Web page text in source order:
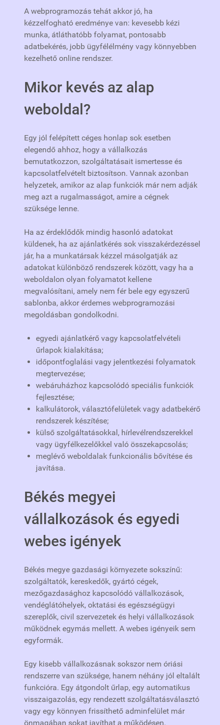
A webprogramozás tehát akkor jó, ha
kézzelfogható eredménye van: kevesebb kézi
munka, átláthatóbb folyamat, pontosabb
adatbekérés, jobb ügyfélélmény vagy könnyebben
kezelhető online rendszer.
Mikor kevés az alap
weboldal?
Egy jól felépített céges honlap sok esetben
elegendő ahhoz, hogy a vállalkozás
bemutatkozzon, szolgáltatásait ismertesse és
kapcsolatfelvételt biztosítson. Vannak azonban
helyzetek, amikor az alap funkciók már nem adják
meg azt a rugalmasságot, amire a cégnek
szüksége lenne.
Ha az érdeklődők mindig hasonló adatokat
küldenek, ha az ajánlatkérés sok visszakérdezéssel
jár, ha a munkatársak kézzel másolgatják az
adatokat különböző rendszerek között, vagy ha a
weboldalon olyan folyamatot kellene
megvalósítani, amely nem fér bele egy egyszerű
sablonba, akkor érdemes webprogramozási
megoldásban gondolkodni.
egyedi ajánlatkérő vagy kapcsolatfelvételi
űrlapok kialakítása;
időpontfoglalási vagy jelentkezési folyamatok
megtervezése;
webáruházhoz kapcsolódó speciális funkciók
fejlesztése;
kalkulátorok, választófelületek vagy adatbekérő
rendszerek készítése;
külső szolgáltatásokkal, hírlevélrendszerekkel
vagy ügyfélkezelőkkel való összekapcsolás;
meglévő weboldalak funkcionális bővítése és
javítása.
Békés megyei
vállalkozások és egyedi
webes igények
Békés megye gazdasági környezete sokszínű:
szolgáltatók, kereskedők, gyártó cégek,
mezőgazdasághoz kapcsolódó vállalkozások,
vendéglátóhelyek, oktatási és egészségügyi
szereplők, civil szervezetek és helyi vállalkozások
működnek egymás mellett. A webes igényeik sem
egyformák.
Egy kisebb vállalkozásnak sokszor nem óriási
rendszerre van szüksége, hanem néhány jól eltalált
funkcióra. Egy átgondolt űrlap, egy automatikus
visszaigazolás, egy rendezett szolgáltatásválasztó
vagy egy könnyen frissíthető adminfelület már
önmagában sokat javíthat a működésen.